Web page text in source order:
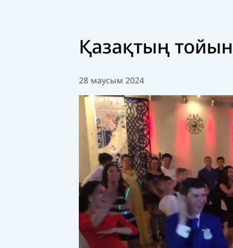
Қазақтың
28 маусым 2024